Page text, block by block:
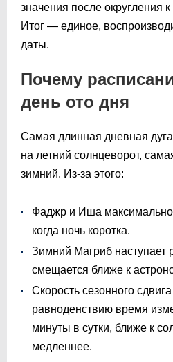
значения после округления
Итог — единое,
даты.
Почему
день ото дня
Самая длинная дневная
на летний солнцеворот,
зимний. Из-за этого:
Фаджр и Иша максимально
когда ночь коротка.
Зимний Магриб наступает
смещается ближе к
Скорость сезонного
равноденствию время
минуты в сутки, ближе к
медленнее.